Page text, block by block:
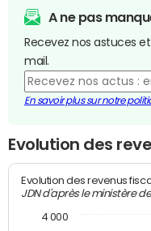
A ne pas
Recevez nos astuces
mail.
En savoir plus sur notre
Evolution des
Evolution des revenus
JDN d'après le ministère
4 000